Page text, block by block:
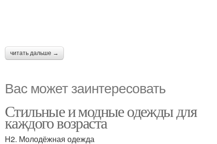
читать дальше →
Вас может заинтересовать
Стильные и модные одежды для
каждого возраста
H2. Молодёжная одежда